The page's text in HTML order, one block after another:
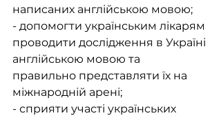
написаних англійською мовою;
- допомогти українським лікарям
проводити дослідження в Україні
англійською мовою та
правильно представляти їх на
міжнародній арені;
- сприяти участі українських